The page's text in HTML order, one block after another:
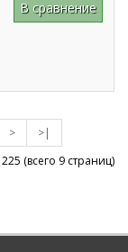
В сравнение
>
>|
225 (всего 9 страниц)